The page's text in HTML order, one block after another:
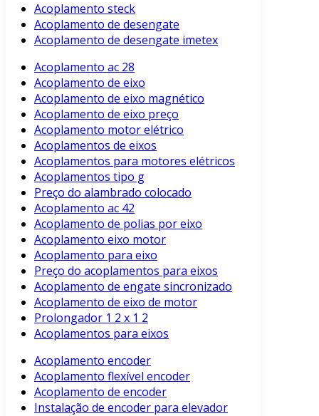
Acoplamento steck
Acoplamento de desengate
Acoplamento de desengate imetex
Acoplamento ac 28
Acoplamento de eixo
Acoplamento de eixo magnético
Acoplamento de eixo preço
Acoplamento motor elétrico
Acoplamentos de eixos
Acoplamentos para motores elétricos
Acoplamentos tipo g
Preço do alambrado colocado
Acoplamento ac 42
Acoplamento de polias por eixo
Acoplamento eixo motor
Acoplamento para eixo
Preço do acoplamentos para eixos
Acoplamento de engate sincronizado
Acoplamento de eixo de motor
Prolongador 1 2 x 1 2
Acoplamentos para eixos
Acoplamento encoder
Acoplamento flexível encoder
Acoplamento de encoder
Instalação de encoder para elevador